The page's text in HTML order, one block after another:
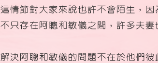
這情節對大家來說也許不會陌生，
不只存在阿聰和敏儀之間，許多夫妻
解決阿聰和敏儀的問題不在於他們